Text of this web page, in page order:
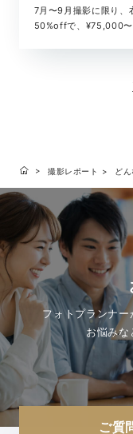
7月〜9月撮影に限り、
50%offで、¥75,000〜
撮影レポート ど
フォトプランナ
お悩みな
ご質